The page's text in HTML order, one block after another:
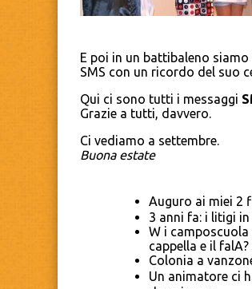
E poi in un battibaleno
SMS con un ricordo del suo
Qui ci sono tutti i messaggi
Grazie a tutti, davvero.
Ci vediamo a settembre.
Buona estate
Auguro ai miei 2
3 anni fa: i litigi
W i
cappella e il
Colonia a
Un animatore ci